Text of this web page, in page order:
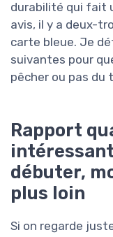
durabilité qui fait
avis, il y a deux-
carte bleue. Je
suivantes pour
pêcher ou pas du
Rapport
débuter,
plus loin
Si on regarde